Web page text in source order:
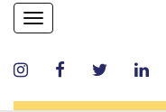
Skip
to
content
Toggle
navigation